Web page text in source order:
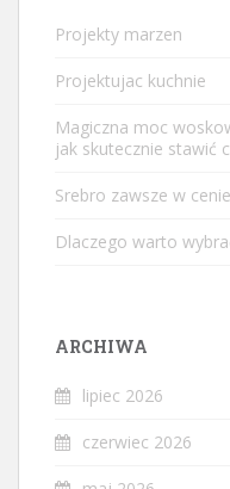
Projekty marzen
Projektujac kuchnie
Magiczna moc
jak skutecznie stawić
Srebro zawsze w cenie
Dlaczego warto
ARCHIWA
lipiec 2026
czerwiec 2026